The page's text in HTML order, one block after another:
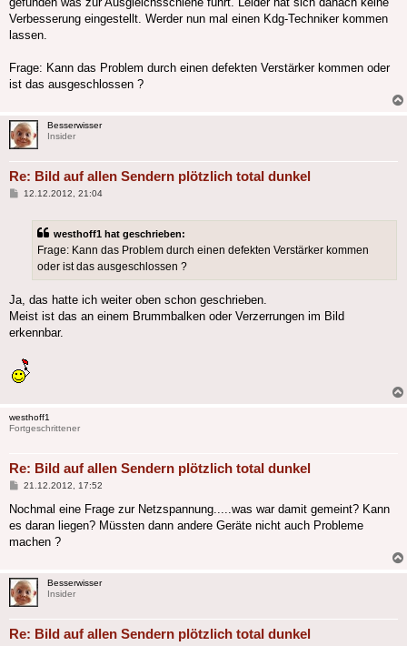
Verbesserung eingestellt. Werder nun mal einen Kdg-Techniker kommen
lassen.
Frage: Kann das Problem durch einen defekten Verstärker kommen oder
ist das ausgeschlossen ?
Besserwisser
Insider
Re: Bild auf allen Sendern plötzlich total dunkel
Beitrag
12.12.2012, 21:04
westhoff1 hat geschrieben:
Frage: Kann das Problem durch einen defekten Verstärker kommen
oder ist das ausgeschlossen ?
Ja, das hatte ich weiter oben schon geschrieben.
Meist ist das an einem Brummbalken oder Verzerrungen im Bild
erkennbar.
westhoff1
Fortgeschrittener
Re: Bild auf allen Sendern plötzlich total dunkel
Beitrag
21.12.2012, 17:52
Nochmal eine Frage zur Netzspannung.....was war damit gemeint? Kann
es daran liegen? Müssten dann andere Geräte nicht auch Probleme
machen ?
Besserwisser
Insider
Re: Bild auf allen Sendern plötzlich total dunkel